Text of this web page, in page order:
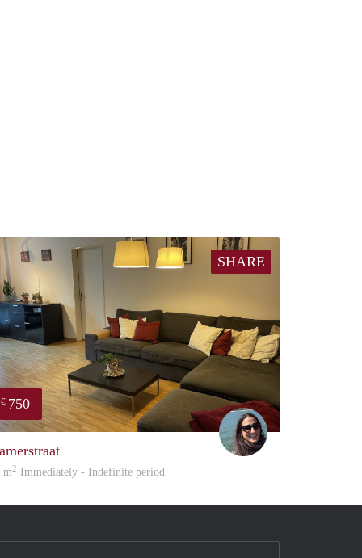
SHARE
€ 750
Ashley
m2 Immediately - Indefinite period